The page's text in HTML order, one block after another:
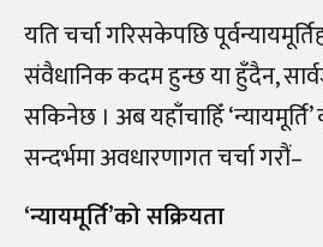
यति चर्चा गरिसकेपछि
संवैधानिक कदम हुन्छ या हुँदैन,
सकिनेछ । अब यहाँचाहिँ
सन्दर्भमा अवधारणागत चर्चा गरौं–
‘न्यायमूर्ति’को सक्रियता